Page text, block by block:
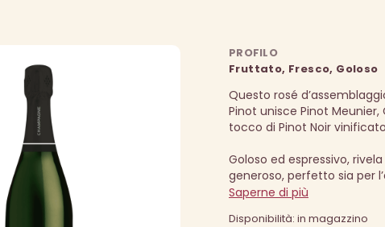
PROFILO
Fruttato, Fresco, Goloso
Questo rosé
Pinot unisce Pinot
tocco di Pinot Noir
Goloso ed espressivo,
generoso, perfetto sia per
Saperne di più
Disponibilità: in magazzino